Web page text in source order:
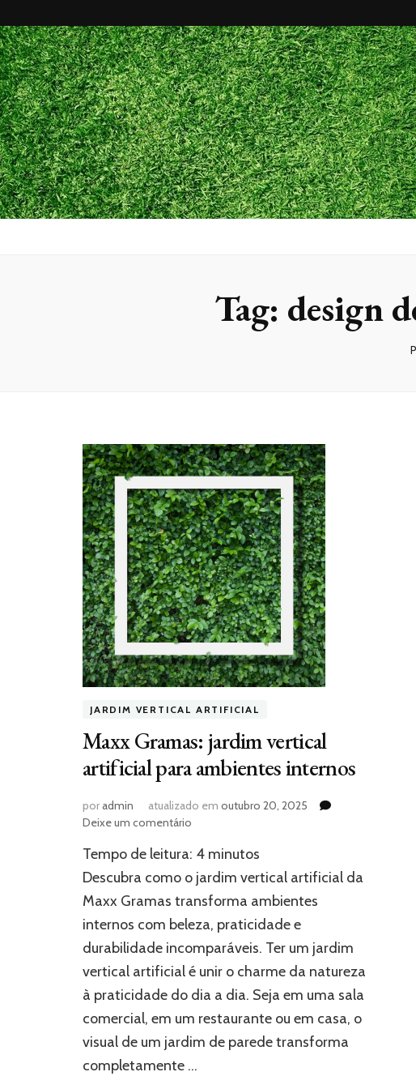
Maxx Gramas
Blog
Tag: design
JARDIM VERTICAL ARTIFICIAL
Maxx Gramas: jardim vertical
artificial para ambientes internos
poradmin atualizado em outubro 20, 2025
Deixe um comentário
Gramas:
jardim
vertical
artificial
para
ambientes
internos
Tempo de leitura: 4 minutos
Descubra como o jardim vertical artificial da
Maxx Gramas transforma ambientes
internos com beleza, praticidade e
durabilidade incomparáveis. Ter um jardim
vertical artificial é unir o charme da natureza
à praticidade do dia a dia. Seja em uma sala
comercial, em um restaurante ou em casa, o
visual de um jardim de parede transforma
completamente …